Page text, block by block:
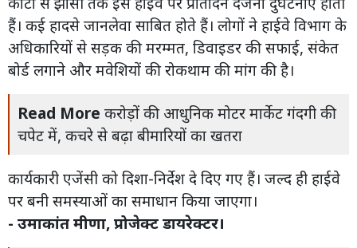
हैं। कई हादसे जानलेवा साबित होते हैं। लोगों ने हाईवे विभाग के
अधिकारियों से सड़क की मरम्मत, डिवाइडर की सफाई, संकेत
बोर्ड लगाने और मवेशियों की रोकथाम की मांग की है।
Read More करोड़ों की आधुनिक मोटर मार्केट गंदगी की
चपेट में, कचरे से बढ़ा बीमारियों का खतरा
कार्यकारी एजेंसी को दिशा-निर्देश दे दिए गए हैं। जल्द ही हाईवे
पर बनी समस्याओं का समाधान किया जाएगा।
- उमाकांत मीणा, प्रोजेक्ट डायरेक्टर।